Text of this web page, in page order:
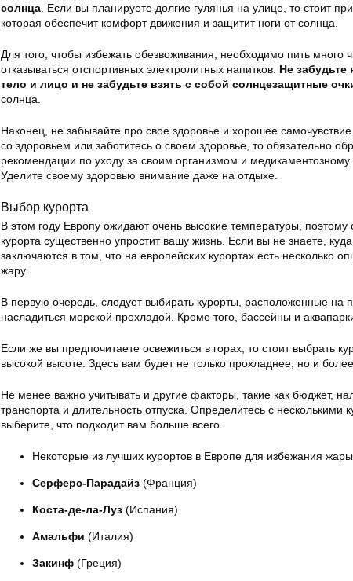
солнца . Если вы планируете долгие гулянья на улице, то стоит
которая обеспечит комфорт движения и защитит ноги от солнца.
Для того, чтобы избежать обезвоживания, необходимо пить много
отказываться отспортивных электролитных напитков. Не забудьте
тело и лицо и не забудьте взять с собой солнцезащитные
солнца.
Наконец, не забывайте про свое здоровье и хорошее
со здоровьем или заботитесь о своем здоровье, то обязательно
рекомендации по уходу за своим организмом и
Уделите своему здоровью внимание даже на отдыхе.
Выбор курорта
В этом году Европу ожидают очень высокие температуры,
курорта существенно упростит вашу жизнь. Если вы не знаете,
заключаются в том, что на европейских курортах есть несколько
жару.
В первую очередь, следует выбирать курорты, расположенные на
насладиться морской прохладой. Кроме того, бассейны и
Если же вы предпочитаете освежиться в горах, то стоит выбрать
высокой высоте. Здесь вам будет не только прохладнее, но и более
Не менее важно учитывать и другие факторы, такие как бюджет,
транспорта и длительность отпуска. Определитесь с несколькими
выберите, что подходит вам больше всего.
Некоторые из лучших курортов в Европе для избежания
Серферс-Парадайз (Франция)
Коста-де-ла-Луз (Испания)
Амальфи (Италия)
Закинф (Греция)